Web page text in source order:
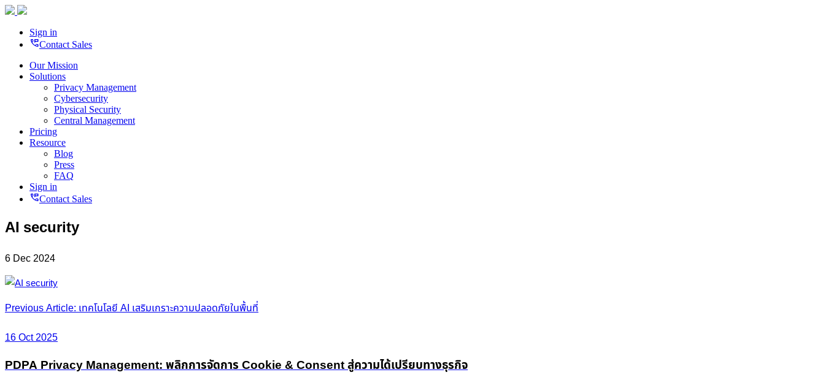
Sign in
perm_phone_msgContact Sales
Our Mission
Solutions
Privacy Management
Cybersecurity
Physical Security
Central Management
Pricing
Resource
Blog
Press
FAQ
Sign in
perm_phone_msgContact Sales
AI security
6 Dec 2024
Post
navigation
Previous Article: เทคโนโลยี AI เสริมเกราะความปลอดภัยในพื้นที่
16 Oct 2025
PDPA Privacy Management: พลิกการจัดการ Cookie & Consent สู่ความได้เปรียบทางธุรกิจ